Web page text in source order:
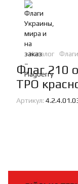
Каталог
Флаг 210
ТРО
Артикул: